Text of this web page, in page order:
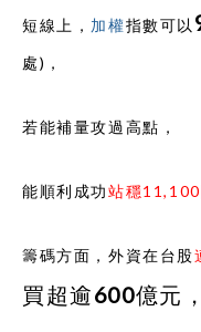
短線上， 加權指數可以
處)，
若能補量攻過高點，
能順利成功站穩
籌碼方面，外資在台股
買超逾600億元，